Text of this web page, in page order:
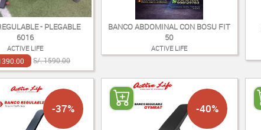
- PLEGABLE
6016
ACTIVE LIFE
S/. 1590.00
BANCO ABDOMINAL CON BOSU FIT
50
ACTIVE LIFE
-37% -40%